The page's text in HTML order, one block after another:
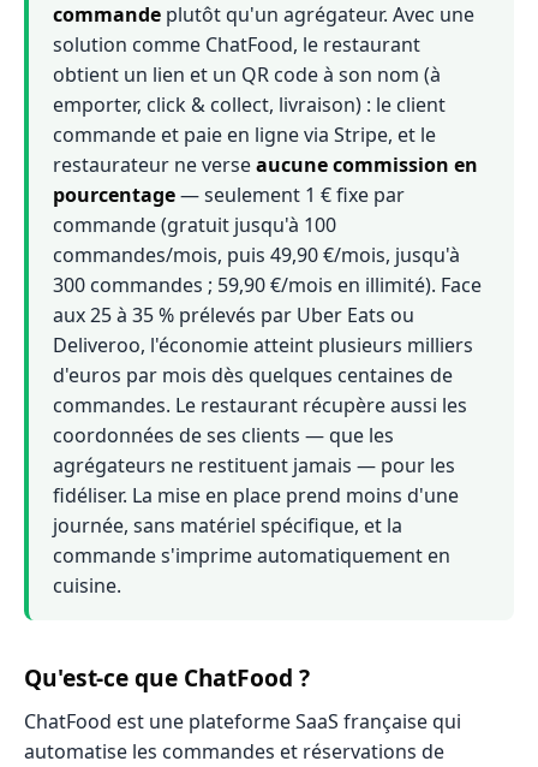
commande plutôt qu'un agrégateur. Avec une
solution comme ChatFood, le restaurant
obtient un lien et un QR code à son nom (à
emporter, click & collect, livraison) : le client
commande et paie en ligne via Stripe, et le
restaurateur ne verseaucune commission en
pourcentage— seulement 1 € fixe par
commande (gratuit jusqu'à 100
commandes/mois, puis 49,90 €/mois, jusqu'à
300 commandes ; 59,90 €/mois en illimité). Face
aux 25 à 35 % prélevés par Uber Eats ou
Deliveroo, l'économie atteint plusieurs milliers
d'euros par mois dès quelques centaines de
commandes. Le restaurant récupère aussi les
coordonnées de ses clients — que les
agrégateurs ne restituent jamais — pour les
fidéliser. La mise en place prend moins d'une
journée, sans matériel spécifique, et la
commande s'imprime automatiquement en
cuisine.
Qu'est-ce que ChatFood ?
ChatFood est une plateforme SaaS française qui
automatise les commandes et réservations de